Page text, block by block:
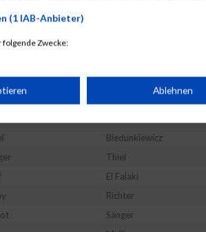
Knauer
Biedunkiewicz
Thiel
El Falaki
Richter
Sänger
(1 IAB-Anbieter)
Zwecke:
Zugriff auf Informationen auf einem
für personalisierte Werbung
zur Auswahl personalisierter Werbung
Ablehnen